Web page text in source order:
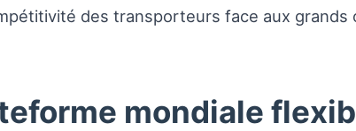
des transporteurs face aux grands
mondiale